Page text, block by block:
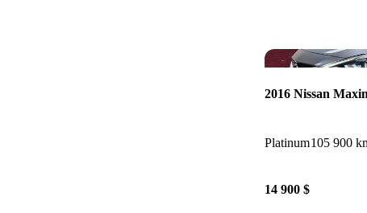
2016 Nissan
Platinum105 900
14 900 $